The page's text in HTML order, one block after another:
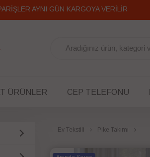
AYNI GÜN KARGOYA VERİLİR
ÜRÜNLER CEP TELEFONU
Ev Tekstili Pike Takımı